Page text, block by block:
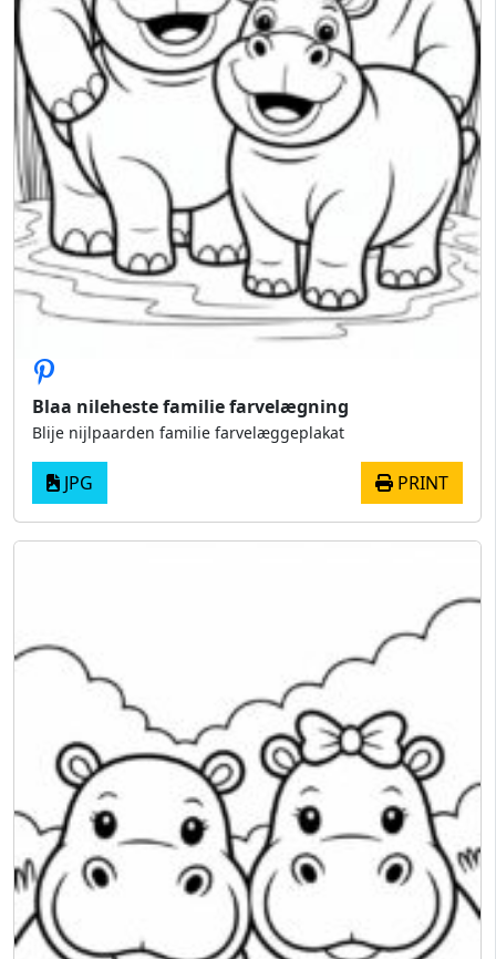
Blaa nileheste familie farvelægning
Blije nijlpaarden familie farvelæggeplakat
JPG PRINT